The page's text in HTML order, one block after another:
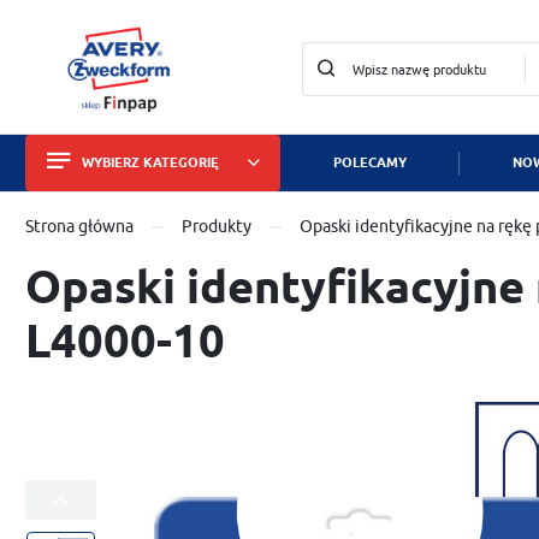
WYBIERZ KATEGORIĘ
Etykiety
Wizytówki i papiery
Identyfikatory
Zabezpieczanie mienia
POLECAMY
Strona główna Produkty Opaski identyfikacyjne na rękę
Opaski identyfikacyjne
L4000-10